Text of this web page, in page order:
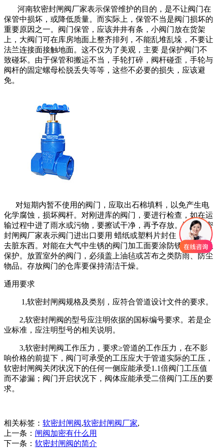
河南软密封闸阀厂家表示保管维护的目的，是不让阀门在
保管中损坏，或降低质量。而实际上，保管不当是阀门损坏的
重要原因之一。阀门保管，应该井井有条，小阀门放在货架
上，大阀门可在库房地面上整齐排列，不能乱堆乱垛，不要让
法兰连接面接触地面。这不仅为了美观，主要 是保护阀门不
致碰坏。由于保管和搬运不当，手轮打碎，阀杆碰歪，手轮与
阀杆的固定螺母松脱丢失等等，这些不必要的损失，应该避
免。
对短期内暂不使用的阀门，应取出石棉填料，以免产生电
化学腐蚀，损坏阀杆。对刚进库的阀门，要进行检查，如在运
输过程中进了雨水或污物，要擦试干净，再予存放。河南软密
封闸阀厂家表示阀门进出口要用 蜡纸或塑料片封住，以防进
去脏东西。对能在大气中生锈的阀门加工面要涂防锈油，加以
保护。放置室外的阀门，必须盖上油毡或苫布之类防雨、防尘
物品。存放阀门的仓库要保持清洁干燥。
通用要求
1,软密封闸阀规格及类别，应符合管道设计文件的要求。
2,软密封闸阀的型号应注明依据的国标编号要求。若是企
业标准，应注明型号的相关说明。
3,软密封闸阀工作压力，要求≥管道的工作压力，在不影
响价格的前提下，阀门可承受的工压应大于管道实际的工压，
软密封闸阀关闭状况下的任何一侧应能承受1.1倍阀门工压值
而不渗漏；阀门开启状况下，阀体应能承受二倍阀门工压的要
求。
相关标签： 软密封闸阀,软密封闸阀厂家,
上一条： 闸阀加密有什么用
下一条： 软密封闸阀的简介